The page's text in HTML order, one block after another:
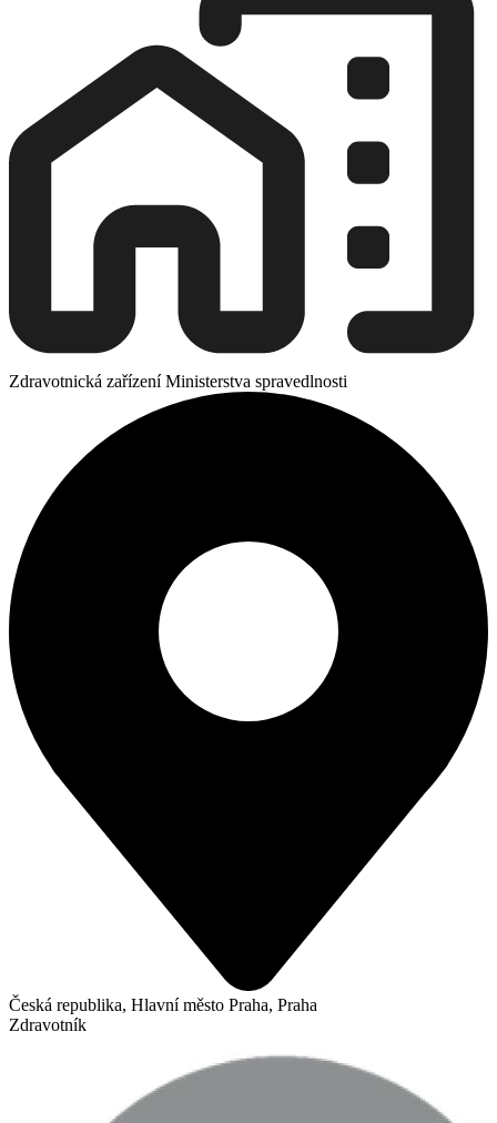
Zdravotnická zařízení Ministerstva spravedlnosti
Česká republika, Hlavní město Praha, Praha
Zdravotník